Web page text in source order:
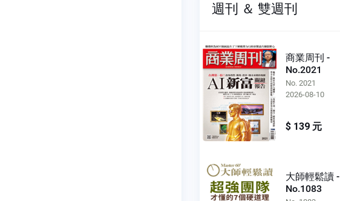
週刊 ＆ 雙週刊
商業周刊 -
No.2021
No. 2021
2026-08-10
$ 139 元
大師輕鬆讀 -
No.1083